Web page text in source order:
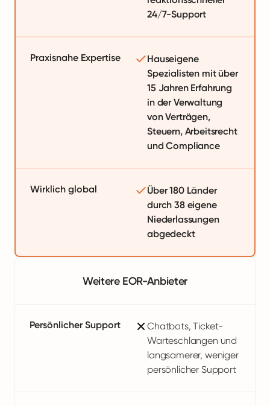
24/7-Support
Praxisnahe Expertise
Hauseigene
Spezialisten mit über
15 Jahren Erfahrung
in der Verwaltung
von Verträgen,
Steuern, Arbeitsrecht
und Compliance
Wirklich global
Über 180 Länder
durch 38 eigene
Niederlassungen
abgedeckt
Weitere EOR-Anbieter
Persönlicher Support
Chatbots, Ticket-
Warteschlangen und
langsamerer, weniger
persönlicher Support